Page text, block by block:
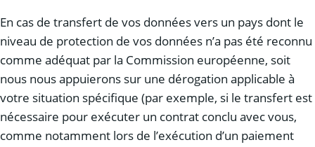
En cas de transfert de vos données vers un pays dont le
niveau de protection de vos données n’a pas été reconnu
comme adéquat par la Commission européenne, soit
nous nous appuierons sur une dérogation applicable à
votre situation spécifique (par exemple, si le transfert est
nécessaire pour exécuter un contrat conclu avec vous,
comme notamment lors de l’exécution d’un paiement